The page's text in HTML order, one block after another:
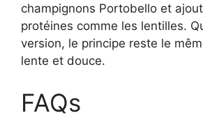
champignons Portobello et
protéines comme les lentilles.
version, le principe reste le
lente et douce.
FAQs